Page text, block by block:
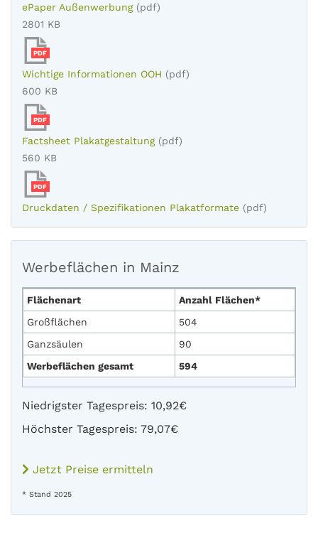
ePaper Außenwerbung (pdf)
2801 KB
PDF
Wichtige Informationen OOH (pdf)
600 KB
PDF
Factsheet Plakatgestaltung (pdf)
560 KB
PDF
Druckdaten / Spezifikationen Plakatformate (pdf)
Werbeflächen in Mainz
Flächenart
Anzahl Flächen*
Großflächen
504
Ganzsäulen
90
Werbeflächen gesamt
594
Niedrigster Tagespreis: 10,92€
Höchster Tagespreis: 79,07€
Jetzt Preise ermitteln
* Stand 2025